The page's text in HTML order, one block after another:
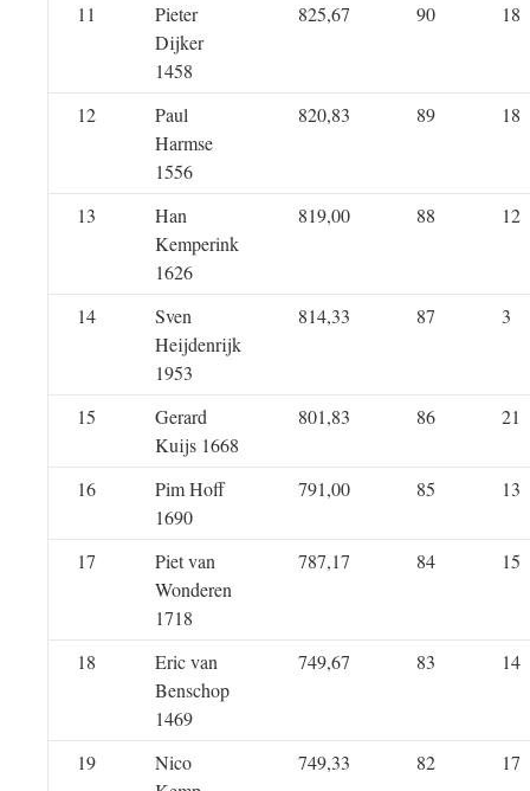
11
Pieter
Dijker
1458
825,67 90 18
12
Paul
Harmse
1556
820,83 89 18
13
Han
Kemperink
1626
819,00 88 12
14
Sven
Heijdenrijk
1953
814,33 87 3
15
Gerard
Kuijs 1668
801,83 86 21
16
Pim Hoff
1690
791,00 85 13
17
Piet van
Wonderen
1718
787,17 84 15
18
Eric van
Benschop
1469
749,67 83 14
19
Nico
749,33 82 17